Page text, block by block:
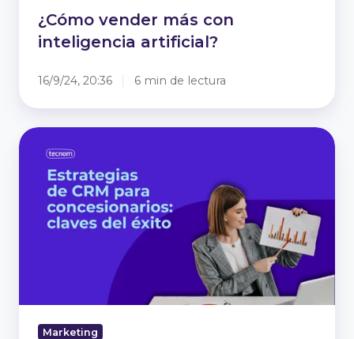
¿Cómo vender más con
inteligencia artificial?
16/9/24, 20:36 6 min de lectura
Estrategias
CRM
automotriz:
claves
Marketing